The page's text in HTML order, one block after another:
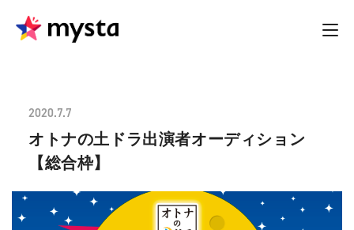
2020.7.7
オトナの土ドラ出演者オーディション
【総合枠】